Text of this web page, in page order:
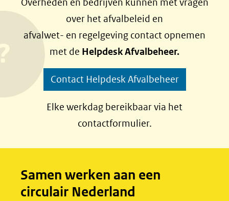
l
e
n
o
p
F
b
o
k
l
e
n
o
p
L
e
I
n
Overheden en bedrijven kunnen met vragen
over het afvalbeleid en
afvalwet- en regelgeving contact opnemen
met de Helpdesk Afvalbeheer.
Contact Helpdesk Afvalbeheer
Elke werkdag bereikbaar via het
contactformulier.
Samen werken aan een
circulair Nederland